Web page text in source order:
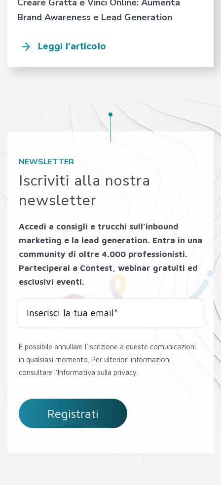
Creare Gratta e Vinci Online: Aumenta
Brand Awareness e Lead Generation
Leggi l’articolo
NEWSLETTER
Iscriviti alla nostra
newsletter
Accedi a consigli e trucchi sull’inbound
marketing e la lead generation. Entra in una
community di oltre 4.000 professionisti.
Parteciperai a Contest, webinar gratuiti ed
esclusivi eventi.
È possibile annullare l’iscrizione a queste comunicazioni
in qualsiasi momento. Per ulteriori informazioni
consultare l’Informativa sulla privacy.